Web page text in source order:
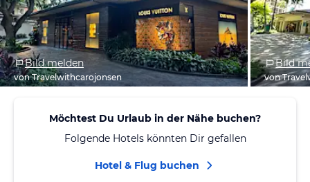
Bild melden
von Travelwithcarojonsen
Bild
von
Möchtest Du Urlaub in der Nähe buchen?
Folgende Hotels könnten Dir gefallen
Hotel & Flug buchen